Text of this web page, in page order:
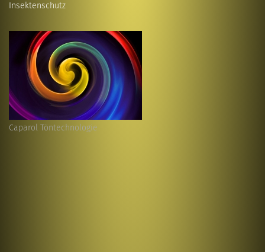
Insektenschutz
Caparol Töntechnologie